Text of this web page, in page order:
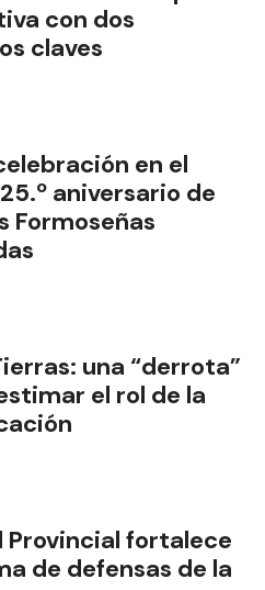
con dos
claves
en el
aniversario de
Formoseñas
una “derrota”
el rol de la
Provincial fortalece
de defensas de la